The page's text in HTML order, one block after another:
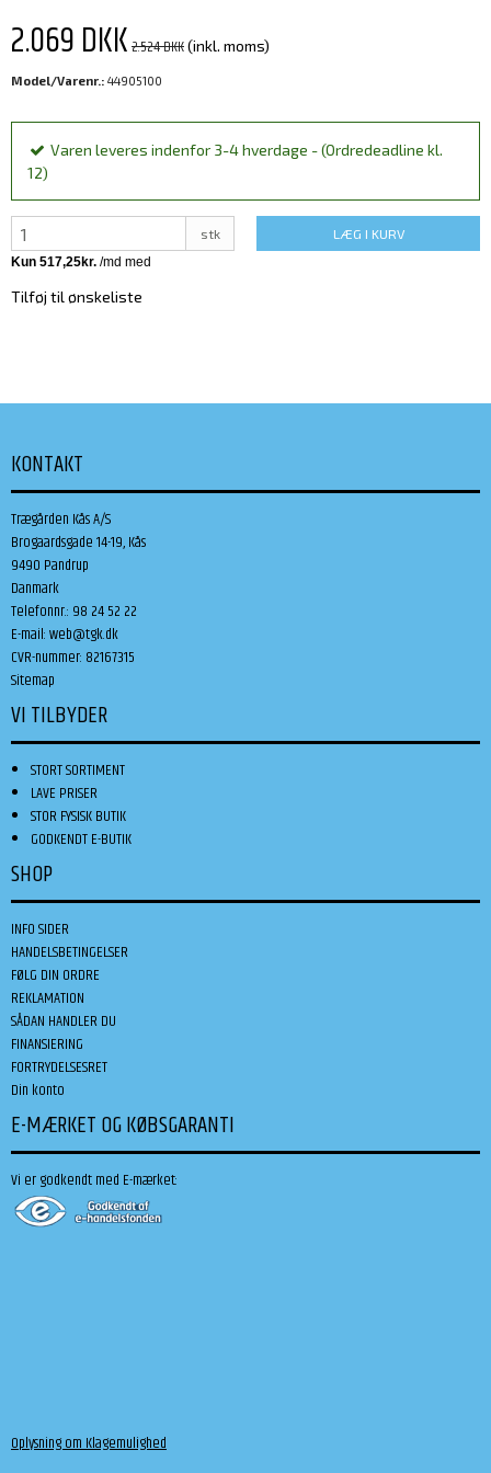
2.069 DKK2.524 DKK(inkl. moms)
Model/Varenr.: 44905100
Varen leveres indenfor 3-4 hverdage - (Ordredeadline kl.
12)
stk LÆG I KURV
Tilføj til ønskeliste
KONTAKT
Trægården Kås A/S
Brogaardsgade 14-19, Kås
9490 Pandrup
Danmark
Telefonnr.: 98 24 52 22
E-mail:web@tgk.dk
CVR-nummer: 82167315
Sitemap
VI TILBYDER
STORT SORTIMENT
LAVE PRISER
STOR FYSISK BUTIK
GODKENDT E-BUTIK
SHOP
INFO SIDER
HANDELSBETINGELSER
FØLG DIN ORDRE
REKLAMATION
SÅDAN HANDLER DU
FINANSIERING
FORTRYDELSESRET
Din konto
E-MÆRKET OG KØBSGARANTI
Vi er godkendt med E-mærket:
Oplysning om Klagemulighed